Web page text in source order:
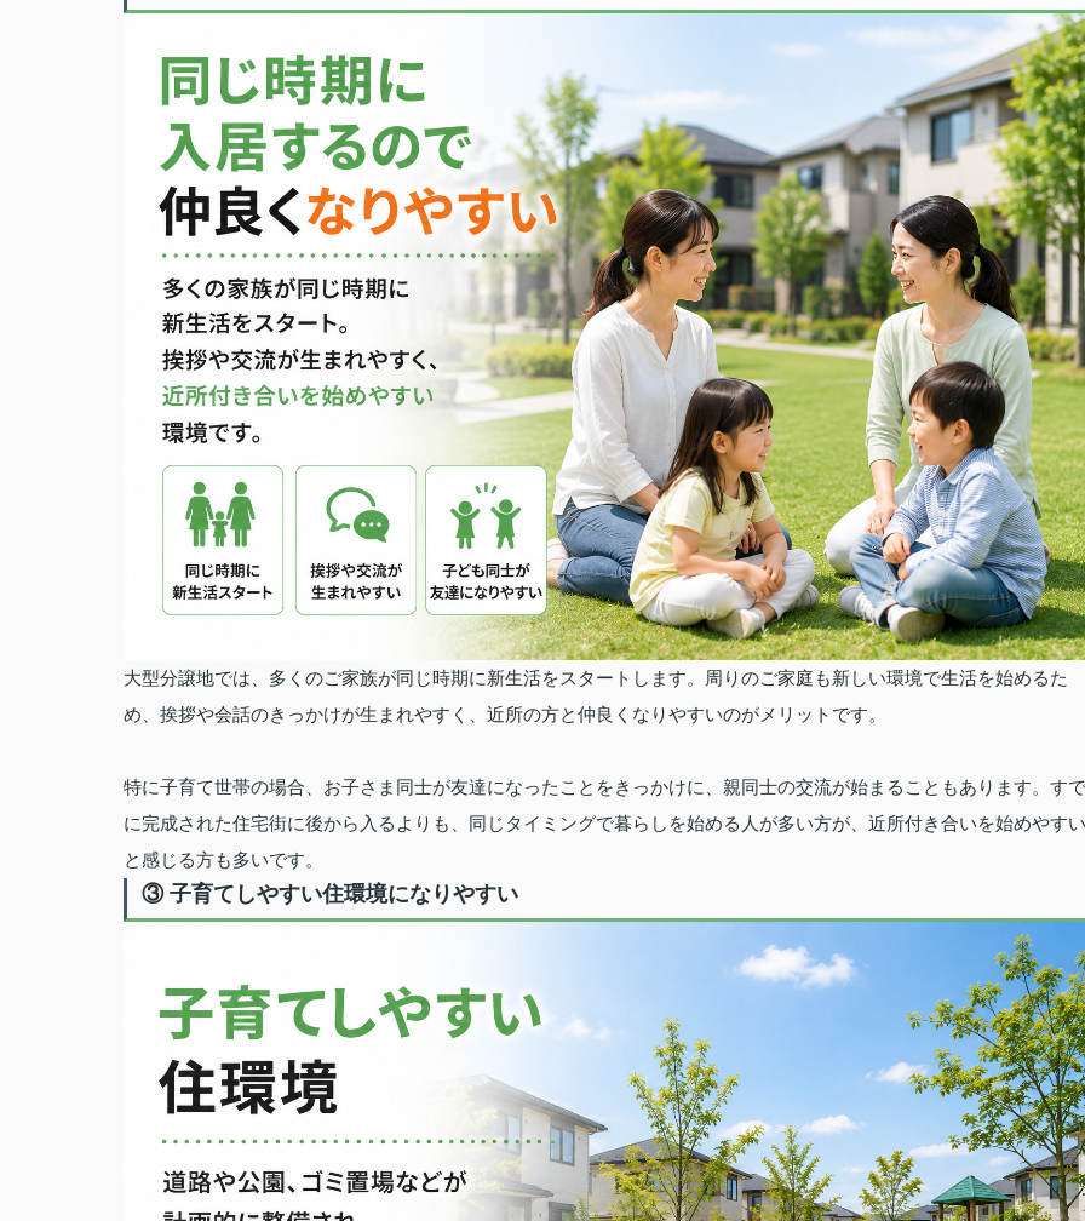
大型分譲地では、多くのご家族が同じ時期に新生活をスタートします。
周りのご家庭も新しい環境で生活を始めるた
め、挨拶や会話のきっかけが生まれやすく、近所の方と仲良くなりやすいのがメリットです。
特に子育て世帯の場合、お子さま同士が友達になったことをきっかけに、親同士の交流が始まることもあります。 すで
に完成された住宅街に後から入るよりも、同じタイミングで暮らしを始める人が多い方が、近所付き合いを始めやすい
と感じる方も多いです。
③ 子育てしやすい住環境になりやすい